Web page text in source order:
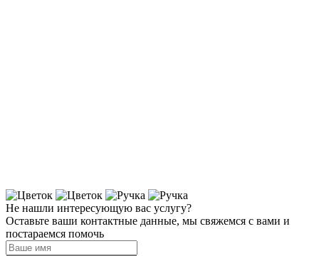
Не нашли интересующую вас услугу?
Оставьте ваши контактные данные, мы свяжемся с вами и
постараемся помочь